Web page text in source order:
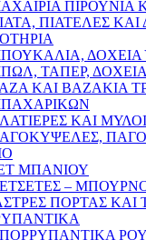
ΠΙΡΟΥΝΙΑ
ΠΙΑΤΕΛΕΣ ΚΑΙ
ΔΟΧΕΙΑ
ΤΑΠΕΡ,
ΚΑΙ ΒΑΖΑΚΙΑ
ΚΑΙ
ΜΠΑΝΙΟΥ
–
ΠΟΡΤΑΣ ΚΑΙ